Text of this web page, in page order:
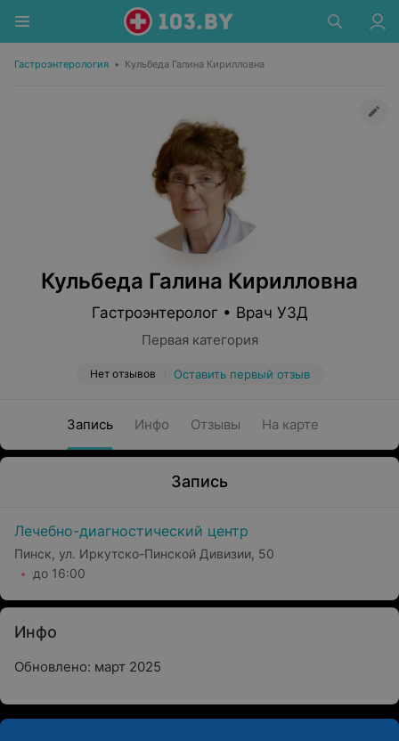
Гастроэнтерология • Кульбеда Галина Кирилловна
Кульбеда Галина Кирилловна
Гастроэнтеролог • Врач УЗД
Первая категория
Нет отзывов Оставить первый отзыв
Запись Инфо Отзывы На карте
Запись
Лечебно-диагностический центр
Пинск, ул. Иркутско-Пинской Дивизии, 50
до 16:00
Инфо
Обновлено: март 2025